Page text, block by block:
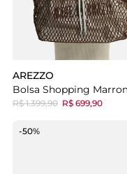
AREZZO
R$ 1.399,90 R$ 699,90
-50%